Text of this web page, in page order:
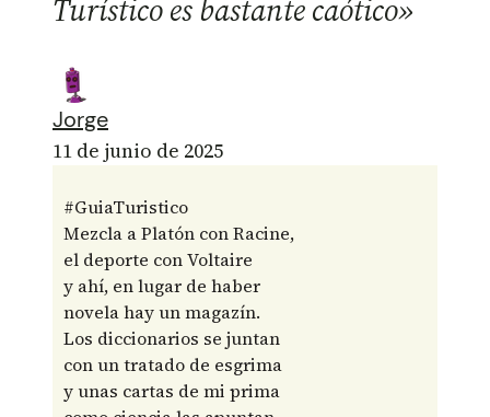
Turístico es bastante caótico»
Jorge
11 de junio de 2025
#GuiaTuristico
Mezcla a Platón con Racine,
el deporte con Voltaire
y ahí, en lugar de haber
novela hay un magazín.
Los diccionarios se juntan
con un tratado de esgrima
y unas cartas de mi prima